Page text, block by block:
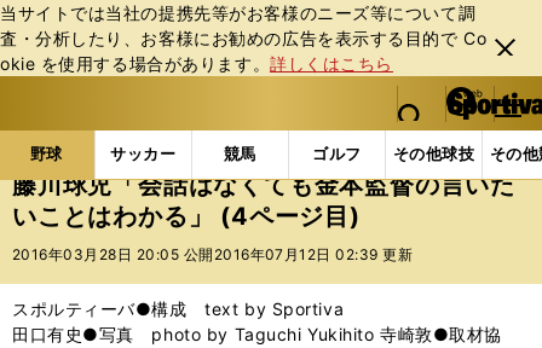
当サイトでは当社の提携先等がお客様のニーズ等について調
査・分析したり、お客様にお勧めの広告を表⽰する⽬的で Co
okie を使⽤する場合があります。詳しくはこちら
閉じ
る
web Sportiva (webスポルティーバ)
検索
マイペ
ー
ジ
メニュ
野球 サッカー 競馬 ゴルフ その他球技 その
b
ス
ポ
ル
バ
野球の記事一覧 プロ野球 藤川球児「会話はなくて
藤川球児「会話はなくても金本監督の言いた
いことはわかる」 (4ページ目)
2016年03月28日 20:05 公開 2016年07月12日 02:39 更新
スポルティーバ●構成 text by Sportiva
田口有史●写真 photo by Taguchi Yukihito 寺崎敦●取材協